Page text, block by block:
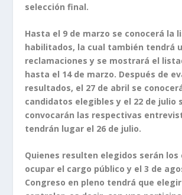
selección final.
Hasta el 9 de marzo se conocerá la
habilitados, la cual también tendrá
reclamaciones y se mostrará el
hasta el 14 de marzo. Después de
resultados, el 27 de abril se
candidatos elegibles y el 22 de julio
convocarán las respectivas
tendrán lugar el 26 de julio.
Quienes resulten elegidos serán los
ocupar el cargo público y el 3 de
Congreso en pleno tendrá que